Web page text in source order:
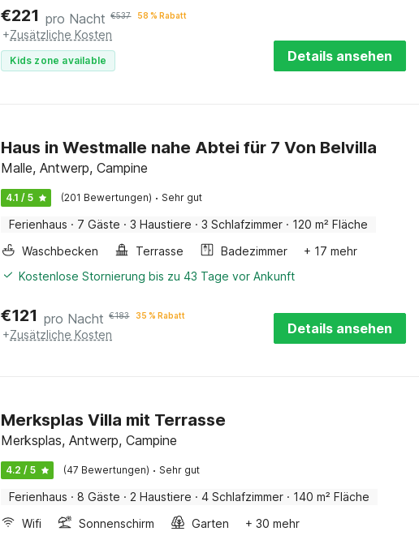
€221 pro Nacht €537 58 % Rabatt
+Zusätzliche Kosten
Kids zone available Details ansehen
Haus in Westmalle nahe Abtei für 7 Von Belvilla
Malle, Antwerp, Campine
4.1 / 5 (201 Bewertungen) · Sehr gut
Ferienhaus · 7 Gäste · 3 Haustiere · 3 Schlafzimmer · 120 m² Fläche
Waschbecken
Terrasse Badezimmer
+ 17 mehr
Kostenlose Stornierung bis zu 43 Tage vor Ankunft
€121 pro Nacht €183 35 % Rabatt
+Zusätzliche Kosten Details ansehen
Merksplas Villa mit Terrasse
Merksplas, Antwerp, Campine
4.2 / 5 (47 Bewertungen) · Sehr gut
Ferienhaus · 8 Gäste · 2 Haustiere · 4 Schlafzimmer · 140 m² Fläche
Wifi
Sonnenschirm Garten
+ 30 mehr